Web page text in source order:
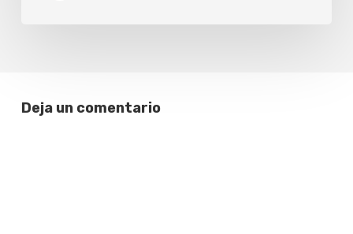
Deja un comentario